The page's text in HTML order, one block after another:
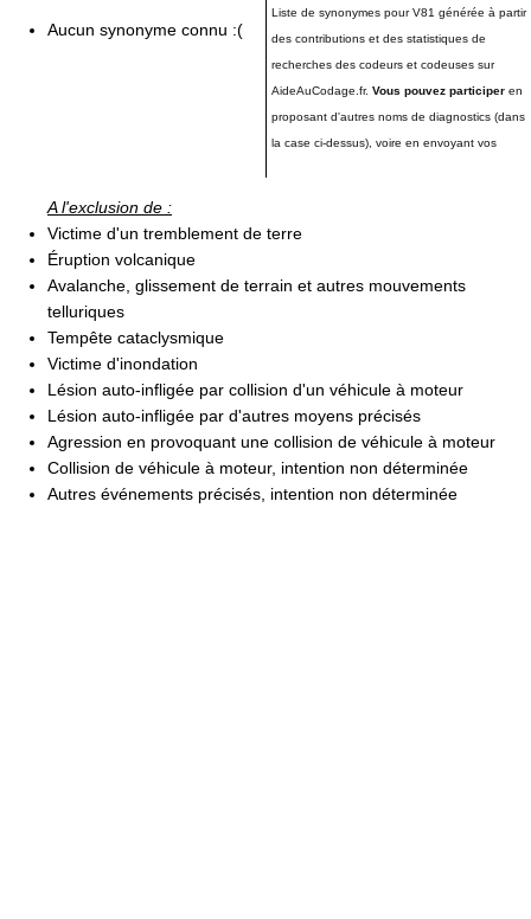
Aucun synonyme connu :(
Liste de synonymes pour V81 générée à partir
des contributions et des statistiques de
recherches des codeurs et codeuses sur
AideAuCodage.fr. Vous pouvez participer en
proposant d'autres noms de diagnostics (dans
la case ci-dessus), voire en envoyant vos
A l'exclusion de :
Victime d'un tremblement de terre
Éruption volcanique
Avalanche, glissement de terrain et autres mouvements
telluriques
Tempête cataclysmique
Victime d'inondation
Lésion auto-infligée par collision d'un véhicule à moteur
Lésion auto-infligée par d'autres moyens précisés
Agression en provoquant une collision de véhicule à moteur
Collision de véhicule à moteur, intention non déterminée
Autres événements précisés, intention non déterminée